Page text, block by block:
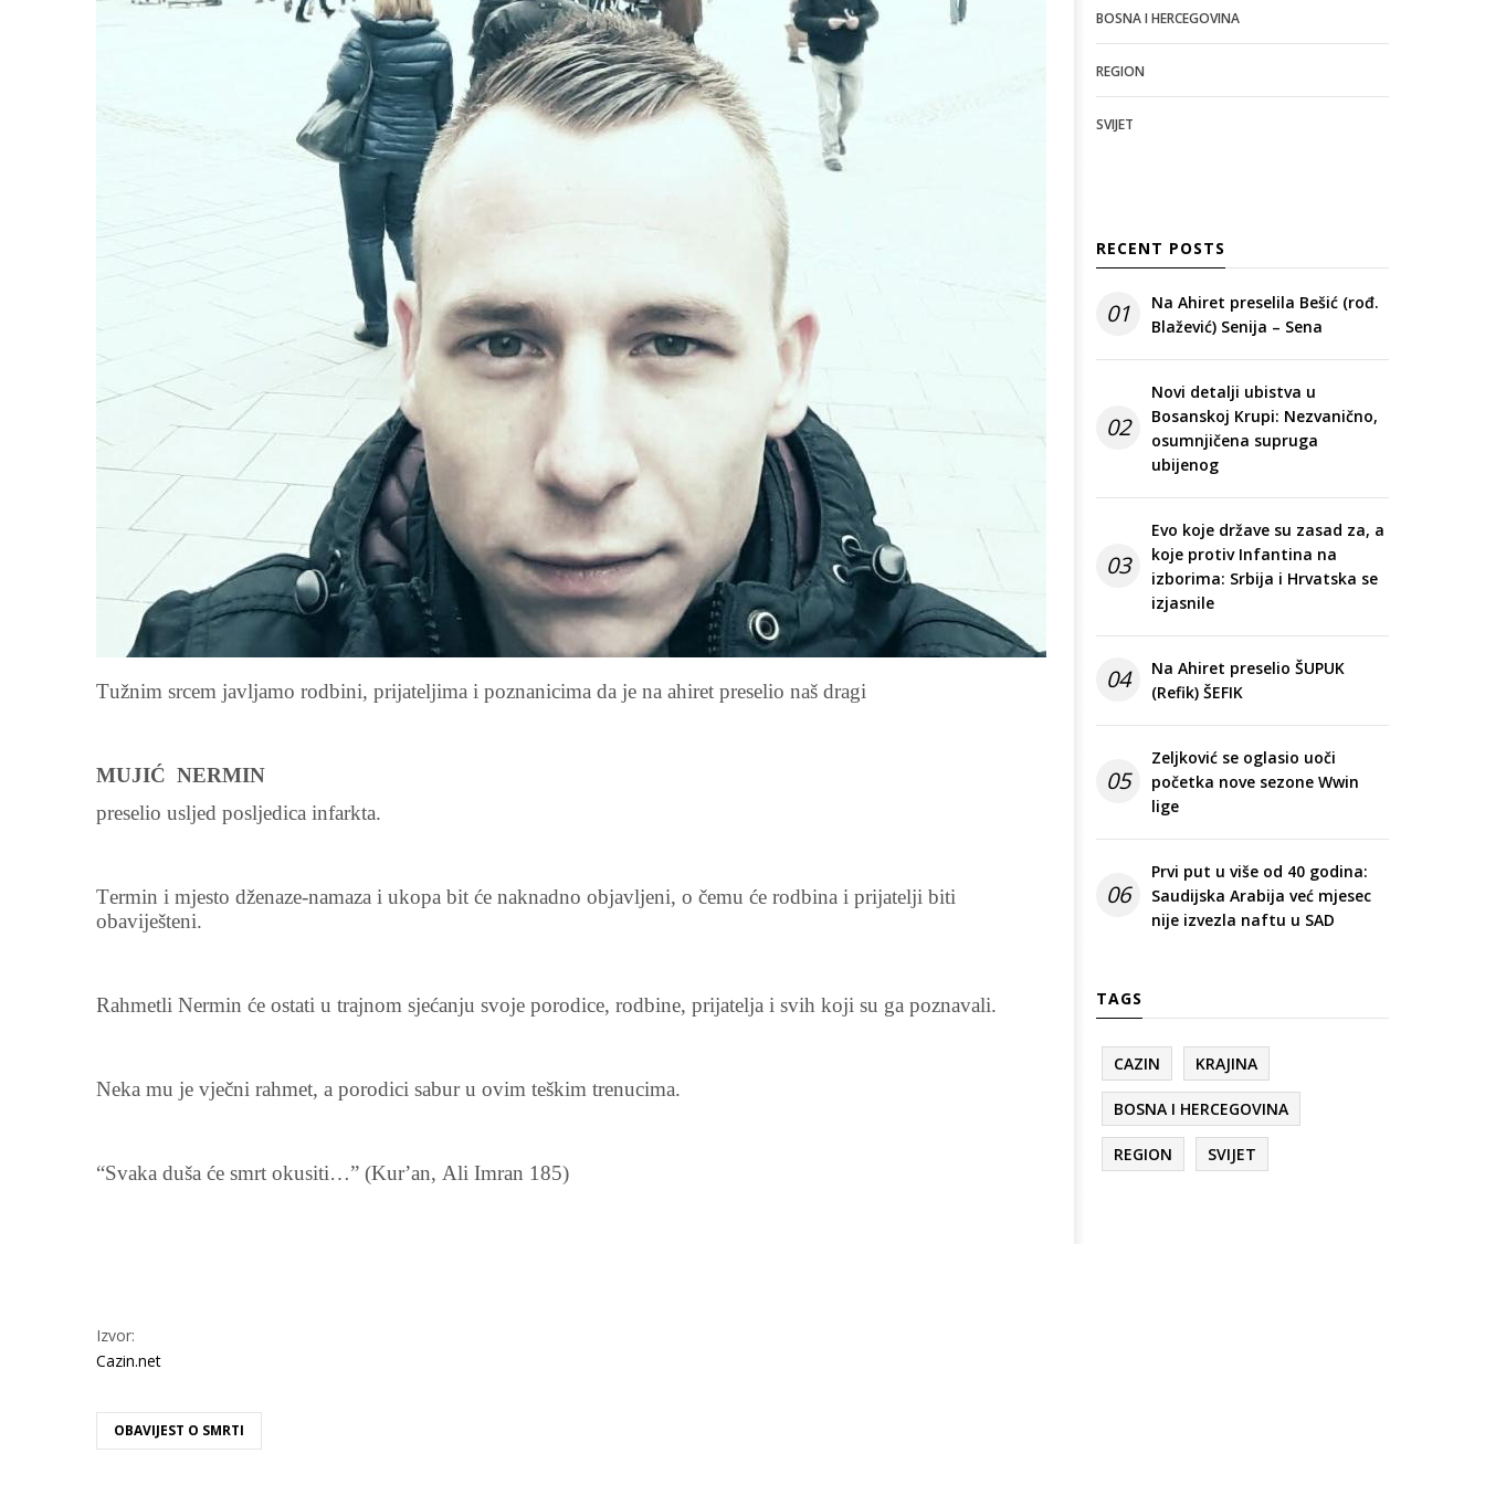
Tužnim srcem javljamo rodbini, prijateljima i poznanicima da je na ahiret preselio naš dragi
MUJIĆ NERMIN
preselio usljed posljedica infarkta.
Termin i mjesto dženaze-namaza i ukopa bit će naknadno objavljeni, o čemu će rodbina i prijatelji biti
obaviješteni.
Rahmetli Nermin će ostati u trajnom sjećanju svoje porodice, rodbine, prijatelja i svih koji su ga poznavali.
Neka mu je vječni rahmet, a porodici sabur u ovim teškim trenucima.
“Svaka duša će smrt okusiti…” (Kur’an, Ali Imran 185)
Izvor:
Cazin.net
OBAVIJEST O SMRTI
BOSNA I HERCEGOVINA
REGION
SVIJET
RECENT POSTS
01
Na Ahiret preselila Bešić (rođ.
Blažević) Senija – Sena
02
Novi detalji ubistva u
Bosanskoj Krupi: Nezvanično,
osumnjičena supruga
ubijenog
03
Evo koje države su zasad za, a
koje protiv Infantina na
izborima: Srbija i Hrvatska se
izjasnile
04
Na Ahiret preselio ŠUPUK
(Refik) ŠEFIK
05
Zeljković se oglasio uoči
početka nove sezone Wwin
lige
06
Prvi put u više od 40 godina:
Saudijska Arabija već mjesec
nije izvezla naftu u SAD
TAGS
CAZIN KRAJINA
BOSNA I HERCEGOVINA
REGION SVIJET